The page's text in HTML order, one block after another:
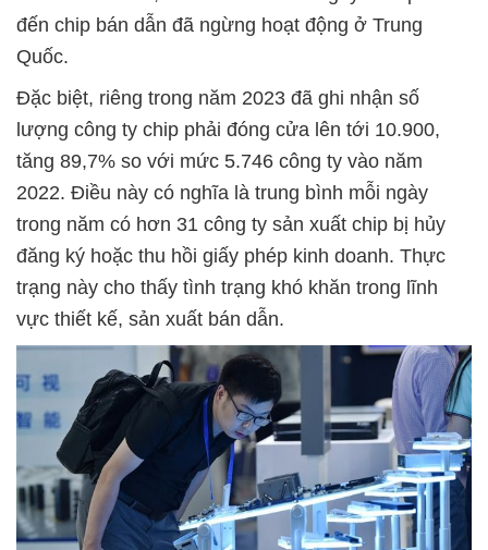
đến chip bán dẫn đã ngừng hoạt động ở Trung
Quốc.
Đặc biệt, riêng trong năm 2023 đã ghi nhận số
lượng công ty chip phải đóng cửa lên tới 10.900,
tăng 89,7% so với mức 5.746 công ty vào năm
2022. Điều này có nghĩa là trung bình mỗi ngày
trong năm có hơn 31 công ty sản xuất chip bị hủy
đăng ký hoặc thu hồi giấy phép kinh doanh. Thực
trạng này cho thấy tình trạng khó khăn trong lĩnh
vực thiết kế, sản xuất bán dẫn.